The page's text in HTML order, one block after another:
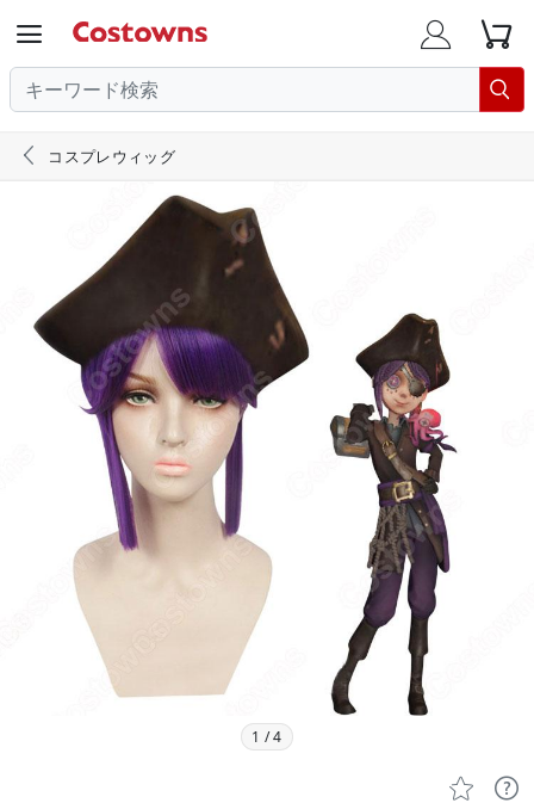
  

 コスプレウィッグ
1 /4
 